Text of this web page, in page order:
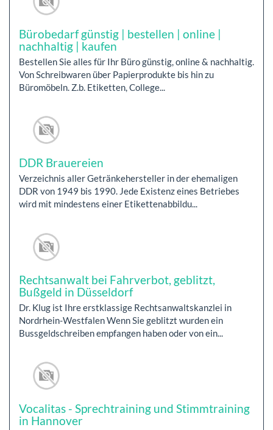
Bürobedarf günstig | bestellen | online |
nachhaltig | kaufen
Bestellen Sie alles für Ihr Büro günstig, online & nachhaltig.
Von Schreibwaren über Papierprodukte bis hin zu
Büromöbeln. Z.b. Etiketten, College...
DDR Brauereien
Verzeichnis aller Getränkehersteller in der ehemaligen
DDR von 1949 bis 1990. Jede Existenz eines Betriebes
wird mit mindestens einer Etikettenabbildu...
Rechtsanwalt bei Fahrverbot, geblitzt,
Bußgeld in Düsseldorf
Dr. Klug ist Ihre erstklassige Rechtsanwaltskanzlei in
Nordrhein-Westfalen Wenn Sie geblitzt wurden ein
Bussgeldschreiben empfangen haben oder von ein...
Vocalitas - Sprechtraining und Stimmtraining
in Hannover